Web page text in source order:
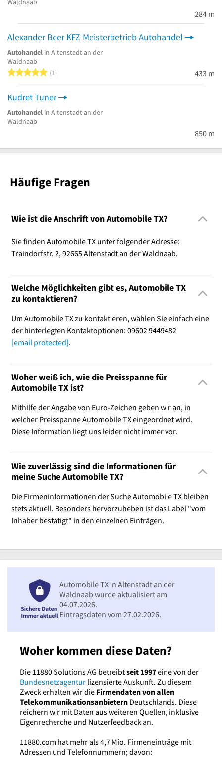
Waldnaab
284 m
Alexander Beer KFZ-Meisterbetrieb Autohandel
Autohandel in Altenstadt an der
Waldnaab
5 von 5 Sternen
1 433 m
Kudret Tuner
Autohandel in Altenstadt an der
Waldnaab
850 m
Häufige Fragen
Wie ist die Anschrift von Automobile TX?
Sie finden Automobile TX unter folgender Adresse:
Traindorfstr. 2, 92665 Altenstadt an der Waldnaab.
Welche Möglichkeiten gibt es, Automobile TX
zu kontaktieren?
Um Automobile TX zu kontaktieren, wählen Sie einfach eine
der hinterlegten Kontaktoptionen: 09602 9449482
[email protected].
Woher weiß ich, wie die Preisspanne für
Automobile TX ist?
Mithilfe der Angabe von Euro-Zeichen geben wir an, in
welcher Preisspanne Automobile TX eingeordnet wird.
Diese Information liegt uns leider nicht immer vor.
Wie zuverlässig sind die Informationen für
meine Suche Automobile TX?
Die Firmeninformationen der Suche Automobile TX bleiben
stets aktuell. Besonders hervorzuheben ist das Label "vom
Inhaber bestätigt" in den einzelnen Einträgen.
Woher kommen diese Daten?
Die 11880 Solutions AG betreibtseit 1997eine von der
Bundesnetzagentur lizensierte Auskunft. Zu diesem
Zweck erhalten wir die Firmendaten von allen
Telekommunikationsanbietern Deutschlands. Diese
reichern wir mit Daten aus weiteren Quellen, inklusive
Eigenrecherche und Nutzerfeedback an.
11880.com hat mehr als 4,7 Mio. Firmeneinträge mit
Adressen und Telefonnummern; davon:
Automobile TX in Altenstadt an der
Waldnaab wurde aktualisiert am
04.07.2026.
Eintragsdaten vom 27.02.2026.